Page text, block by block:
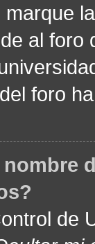
al foro
foro
de